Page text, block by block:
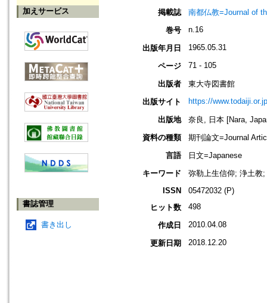
加えサービス
書誌管理
書き出し
掲載誌
南都仏教=Journal of
巻号
n.16
出版年月日 1965.05.31
ページ 71 - 105
出版者
東大寺図書館
出版サイト
https://
出版地
奈良, 日本 [Nara,
資料の種類
期刊論文=Journal
言語
日文=Japanese
キーワード
弥勒上生信仰; 浄土教
ISSN
05472032 (P)
ヒット数
498
作成日 2010.04.08
更新日期 2018.12.20